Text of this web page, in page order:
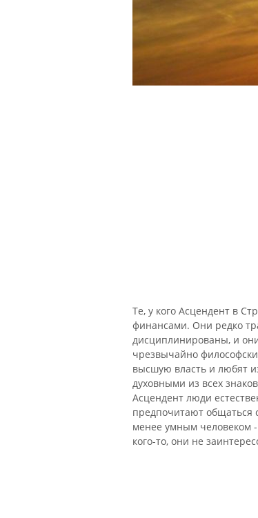
Те, у кого Асцендент в
финансами. Они редко
дисциплинированы, и
чрезвычайно
высшую власть и любят
духовными из всех
Асцендент люди
предпочитают общаться
менее умным человеком -
кого-то, они не